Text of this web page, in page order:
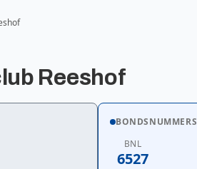
Reeshof
BONDSNUMMERS
BNL
6527